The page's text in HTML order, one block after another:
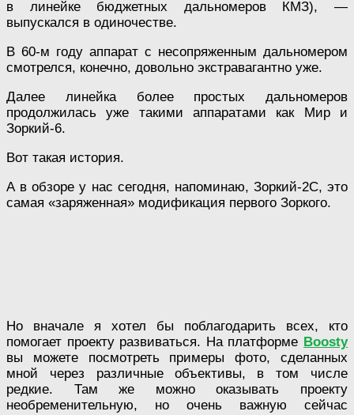
в линейке бюджетных дальномеров КМЗ), —
выпускался в одиночестве.
В 60-м году аппарат с несопряженным дальномером
смотрелся, конечно, довольно экстравагантно уже.
Далее линейка более простых дальномеров
продолжилась уже такими аппаратами как Мир и
Зоркий-6.
Вот такая история.
А в обзоре у нас сегодня, напоминаю, Зоркий-2С, это
самая «заряженная» модификация первого Зоркого.
Но вначале я хотел бы поблагодарить всех, кто
помогает проекту развиваться. На платформе Boosty
вы можете посмотреть примеры фото, сделанных
мной через различные объективы, в том числе
редкие. Там же можно оказывать проекту
необременительную, но очень важную сейчас